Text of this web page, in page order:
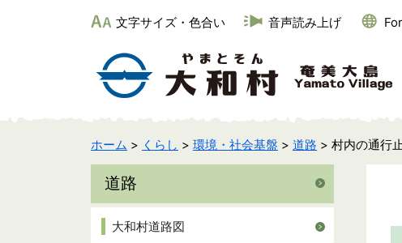
文字サイズ・色合い 音声読み上げ
ホーム > くらし > 環境・社会基盤 > 道路 > 村内の通行
道路
大和村道路図